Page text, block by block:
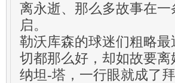
离永逝、那么多故事在
启。
勒沃库森的球迷们粗略
切都那么好，却如故要
纳坦-塔，一行眼就成了